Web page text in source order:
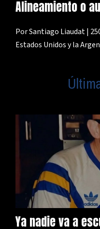
Alineamiento o
Por Santiago Liaudat |
Estados Unidos y la
Ya nadie va a